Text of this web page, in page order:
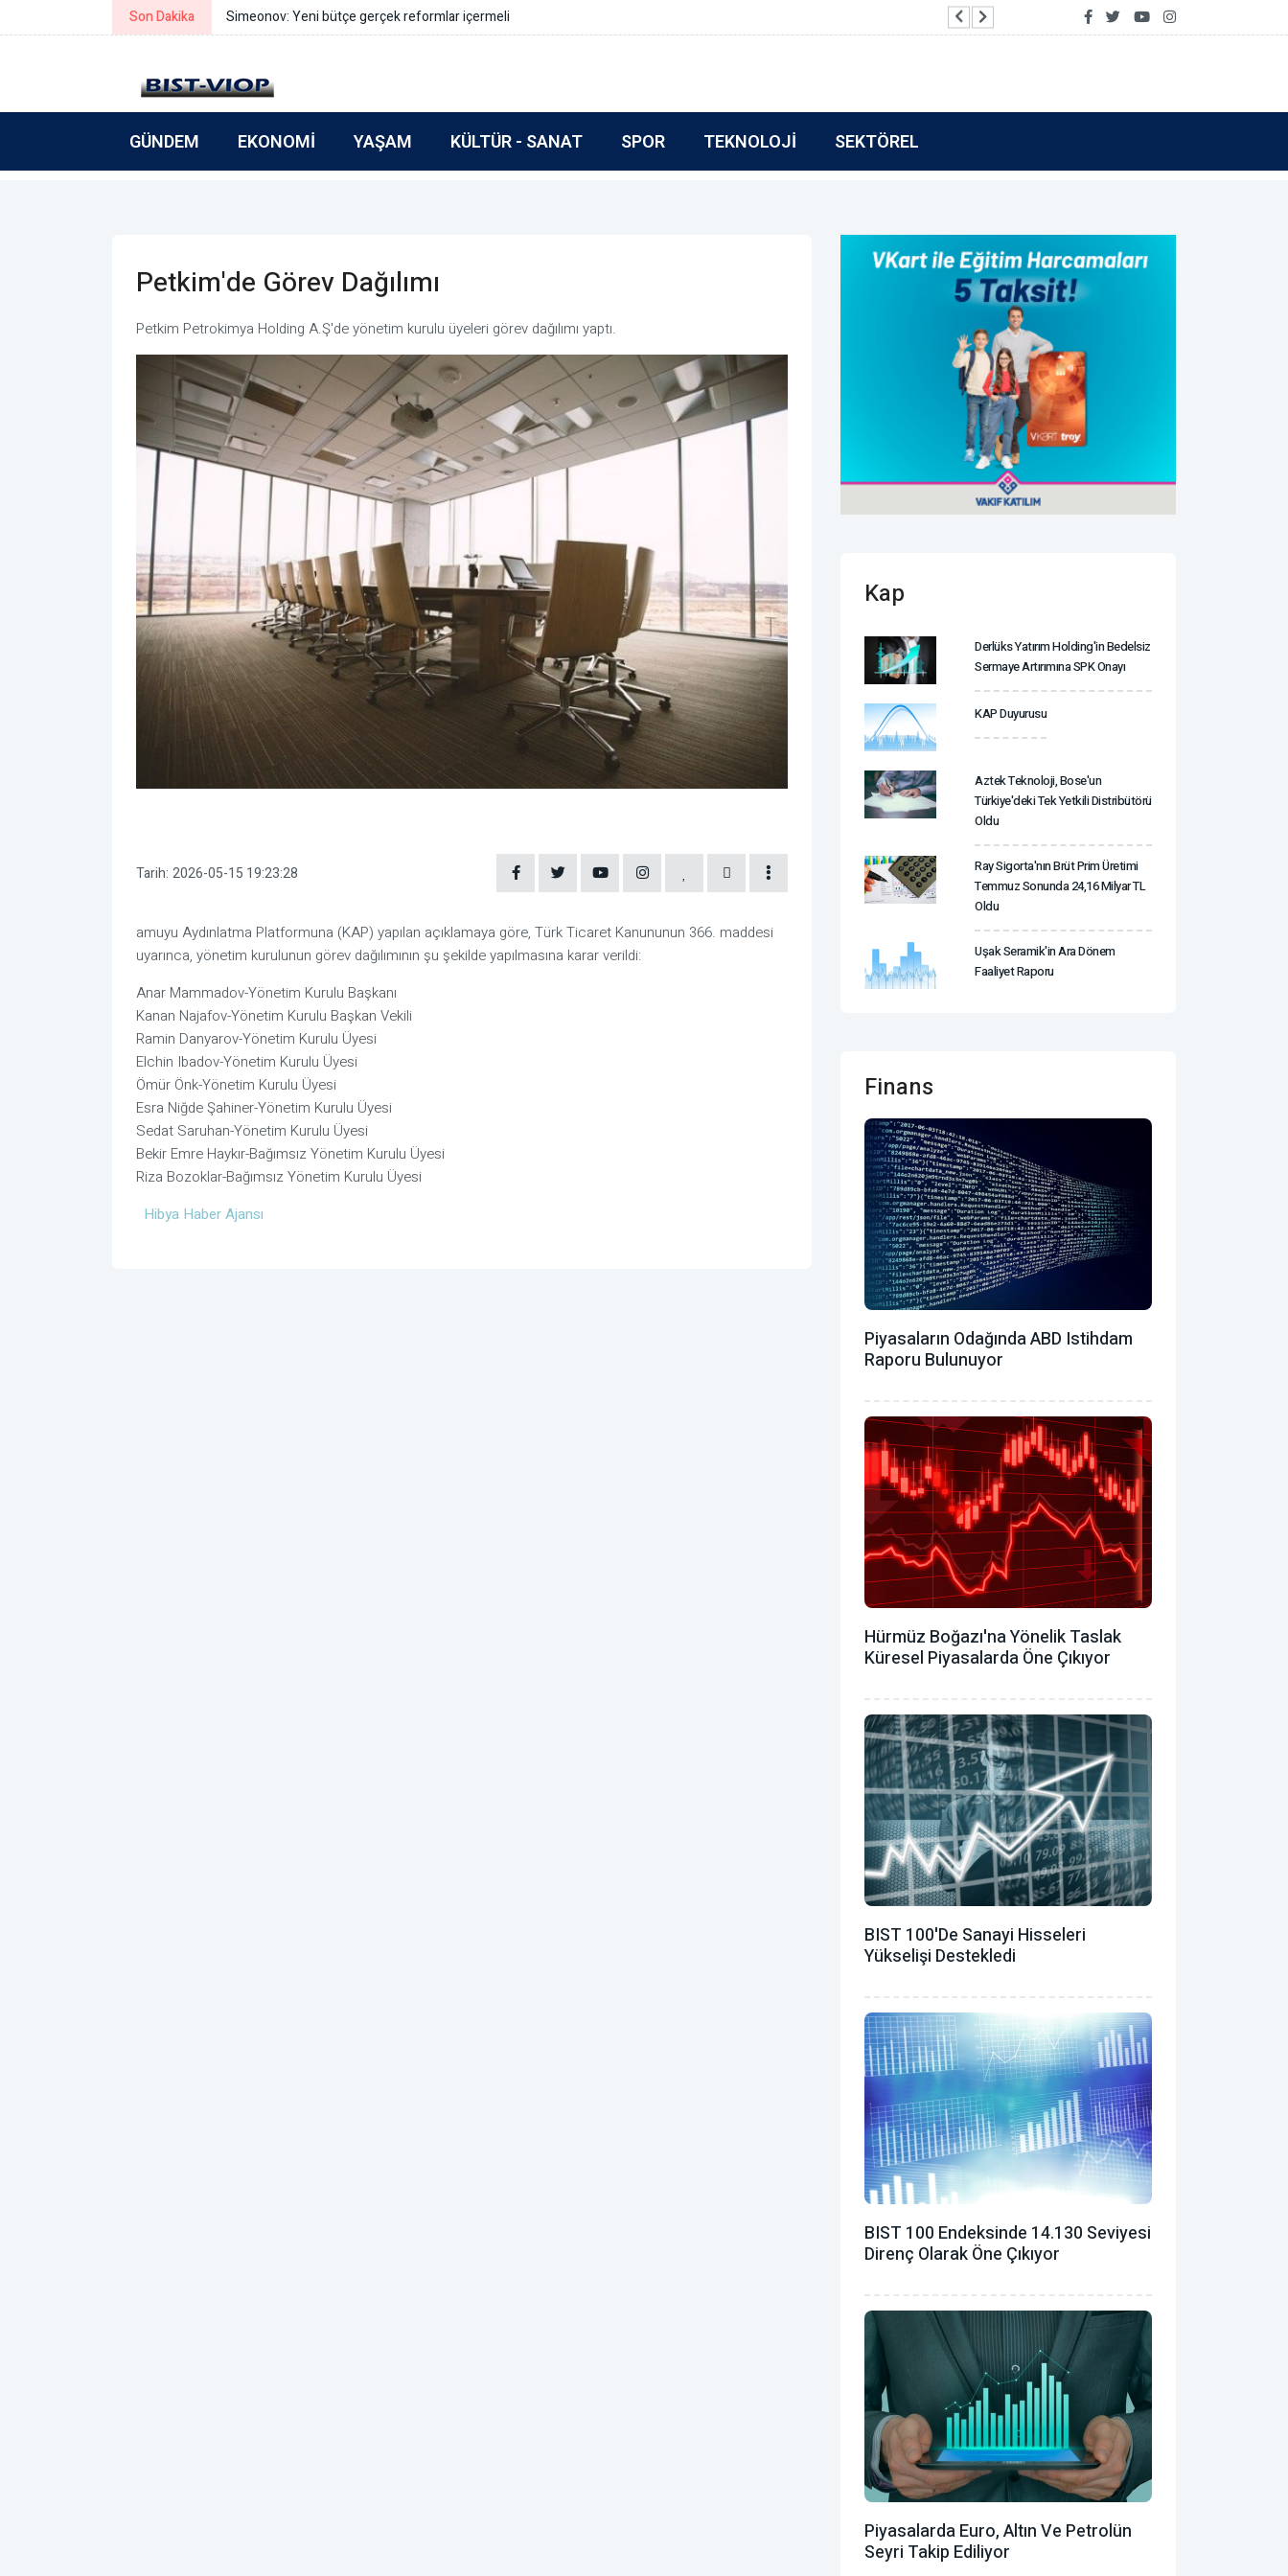
Son Dakika Simeonov: Yeni bütçe gerçek reformlar içermeli Vakıf Katılım’dan Tamamla Kazan
GÜNDEM EKONOMI YAŞAM KÜLTÜR - SANAT SPOR TEKNOLOJI SEKTÖREL
Petkim'de Görev Dağılımı
Petkim Petrokimya Holding A.Ş'de yönetim kurulu üyeleri görev dağılımı yaptı.
Tarih: 2026-05-15 19:23:28
amuyu Aydınlatma Platformuna (KAP) yapılan açıklamaya göre, Türk Ticaret Kanununun 366. maddesi
uyarınca, yönetim kurulunun görev dağılımının şu şekilde yapılmasına karar verildi:
Anar Mammadov-Yönetim Kurulu Başkanı
Kanan Najafov-Yönetim Kurulu Başkan Vekili
Ramin Danyarov-Yönetim Kurulu Üyesi
Elchin Ibadov-Yönetim Kurulu Üyesi
Ömür Önk-Yönetim Kurulu Üyesi
Esra Niğde Şahiner-Yönetim Kurulu Üyesi
Sedat Saruhan-Yönetim Kurulu Üyesi
Bekir Emre Haykır-Bağımsız Yönetim Kurulu Üyesi
Riza Bozoklar-Bağımsız Yönetim Kurulu Üyesi
Hibya Haber Ajansı
Kap
Derlüks Yatırım Holding'in Bedelsiz
Sermaye Artırımına SPK Onayı
KAP Duyurusu
Aztek Teknoloji, Bose'un
Türkiye'deki Tek Yetkili Distribütörü
Oldu
Ray Sigorta'nın Brüt Prim Üretimi
Temmuz Sonunda 24,16 Milyar TL
Oldu
Uşak Seramik'in Ara Dönem
Faaliyet Raporu
Finans
Piyasaların Odağında ABD Istihdam
Raporu Bulunuyor
Hürmüz Boğazı'na Yönelik Taslak
Küresel Piyasalarda Öne Çıkıyor
BIST 100'de Sanayi Hisseleri
Yükselişi Destekledi
BIST 100 Endeksinde 14.130 Seviyesi
Direnç Olarak Öne Çıkıyor
Piyasalarda Euro, Altın Ve Petrolün
Seyri Takip Ediliyor